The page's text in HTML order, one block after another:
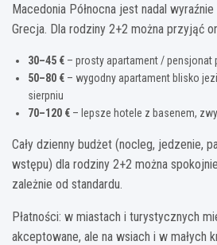
Macedonia Północna jest nadal
Grecja. Dla rodziny 2+2 można przyjąć
30–45 € – prosty apartament /
50–80 € – wygodny apartament blisko
sierpniu
70–120 € – lepsze hotele z basenem,
Cały dzienny budżet (nocleg, jedzenie,
wstępu) dla rodziny 2+2 można
zależnie od standardu.
Płatności: w miastach i turystycznych
akceptowane, ale na wsiach i w małych